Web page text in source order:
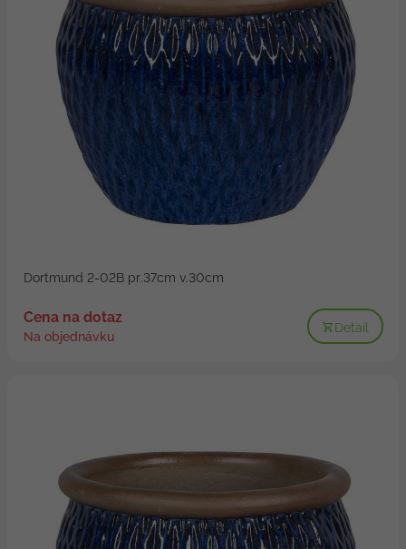
Dortmund 2-02B pr.37cm v.30cm
Cena na dotaz
Na objednávku
Detail